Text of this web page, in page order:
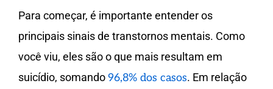
Para começar, é importante entender os
principais sinais de transtornos mentais. Como
você viu, eles são o que mais resultam em
suicídio, somando96,8% dos casos. Em relação